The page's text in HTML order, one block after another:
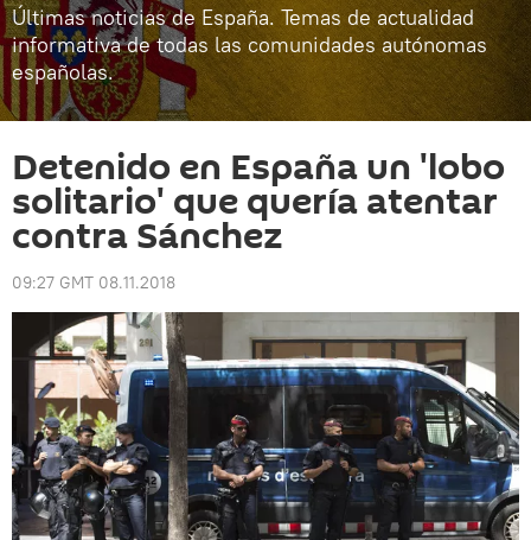
Últimas noticias de España. Temas de actualidad
informativa de todas las comunidades autónomas
españolas.
Detenido en España un 'lobo
solitario' que quería atentar
contra Sánchez
09:27 GMT 08.11.2018